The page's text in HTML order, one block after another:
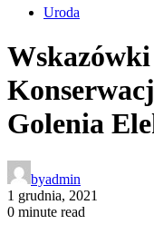
Uroda
Golenia
byadmin
1 grudnia, 2021
0 minute read